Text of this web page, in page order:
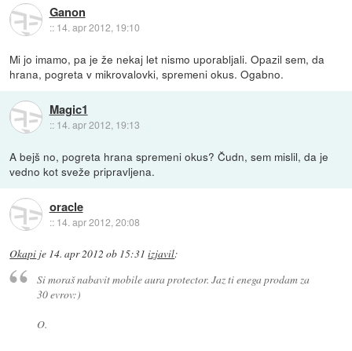
Ganon
:: 14. apr 2012, 19:10
Mi jo imamo, pa je že nekaj let nismo uporabljali. Opazil sem, da
hrana, pogreta v mikrovalovki, spremeni okus. Ogabno.
Magic1
:: 14. apr 2012, 19:13
A bejš no, pogreta hrana spremeni okus? Čudn, sem mislil, da je
vedno kot sveže pripravljena.
oracle
:: 14. apr 2012, 20:08
Okapi je 14. apr 2012 ob 15:31 izjavil:
Si moraš nabavit mobile aura protector. Jaz ti enega prodam za
30 evrov:)
O.